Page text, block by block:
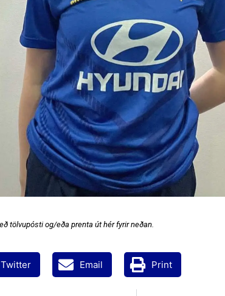
tölvupósti og/eða prenta út hér fyrir neðan.
Twitter Email Print